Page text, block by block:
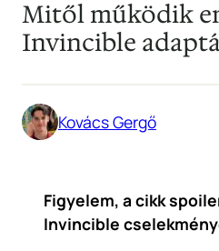
Mitől működik
Invincible
Kovács Gergő
Figyelem, a cikk
Invincible